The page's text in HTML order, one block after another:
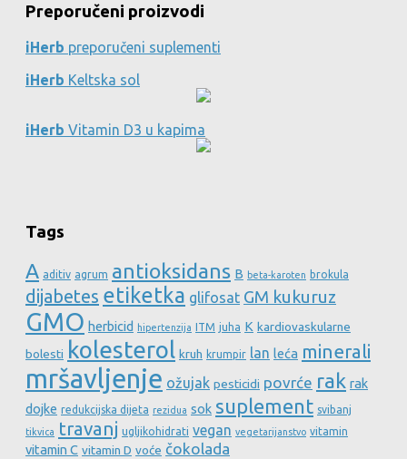
Preporučeni proizvodi
iHerb preporučeni suplementi
iHerb Keltska sol
iHerb Vitamin D3 u kapima
Tags
A aditiv agrum antioksidans B beta-karoten brokula
dijabetes etiketka glifosat GM kukuruz
GMO herbicid hipertenzija ITM juha K kardiovaskularne
bolesti kolesterol kruh krumpir lan leća minerali
mršavljenje ožujak pesticidi povrće rak rak
dojke redukcijska dijeta rezidua sok suplement svibanj
tikvica travanj ugljikohidrati vegan vegetarijanstvo vitamin
vitamin C vitamin D voće čokolada